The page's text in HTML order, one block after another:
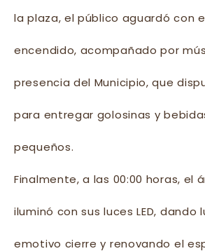
la plaza, el público aguardó con
encendido, acompañado por
presencia del Municipio, que
para entregar golosinas y
pequeños.
Finalmente, a las 00:00 horas, el
iluminó con sus luces LED, dando
emotivo cierre y renovando el